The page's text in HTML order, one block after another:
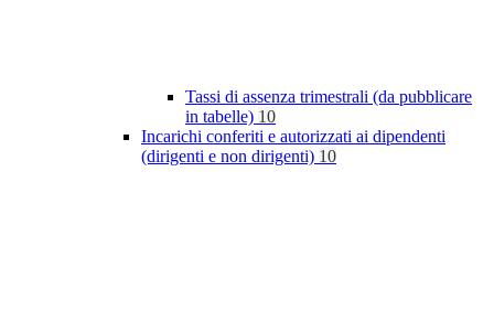
Tassi di assenza trimestrali (da pubblicare
in tabelle) 10
Incarichi conferiti e autorizzati ai dipendenti
(dirigenti e non dirigenti) 10